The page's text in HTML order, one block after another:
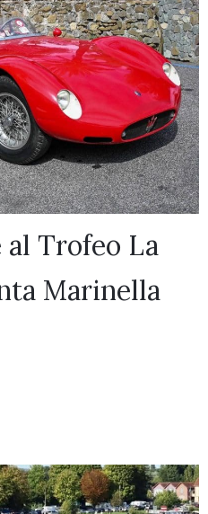
Trofeo La
Marinella